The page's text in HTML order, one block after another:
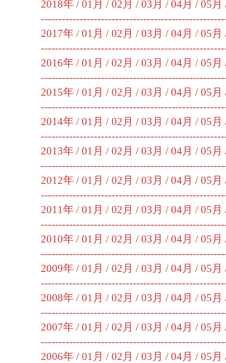
2018年 / 01月 / 02月 / 03月 / 04月 / 05月
2017年 / 01月 / 02月 / 03月 / 04月 / 05月
2016年 / 01月 / 02月 / 03月 / 04月 / 05月
2015年 / 01月 / 02月 / 03月 / 04月 / 05月
2014年 / 01月 / 02月 / 03月 / 04月 / 05月
2013年 / 01月 / 02月 / 03月 / 04月 / 05月
2012年 / 01月 / 02月 / 03月 / 04月 / 05月
2011年 / 01月 / 02月 / 03月 / 04月 / 05月
2010年 / 01月 / 02月 / 03月 / 04月 / 05月
2009年 / 01月 / 02月 / 03月 / 04月 / 05月
2008年 / 01月 / 02月 / 03月 / 04月 / 05月
2007年 / 01月 / 02月 / 03月 / 04月 / 05月
2006年 / 01月 / 02月 / 03月 / 04月 / 05月